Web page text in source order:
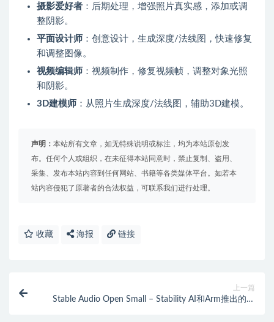
摄影爱好者 ：后期处理，增强照片真实感，添加或调
整阴影。
平面设计师 ：创意设计，生成深度/法线图，快速修复
和调整图像。
视频编辑师 ：视频制作，修复视频帧，调整对象光照
和阴影。
3D建模师 ：从照片生成深度/法线图，辅助3D建模。
声明： 本站所有文章，如无特殊说明或标注，均为本站原创发
布。任何个人或组织，在未征得本站同意时，禁止复制、盗用、
采集、发布本站内容到任何网站、书籍等各类媒体平台。如若本
站内容侵犯了原著者的合法权益，可联系我们进行处理。
收藏 海报 链接
上一篇
Stable Audio Open Small – Stability AI和Arm推出的文